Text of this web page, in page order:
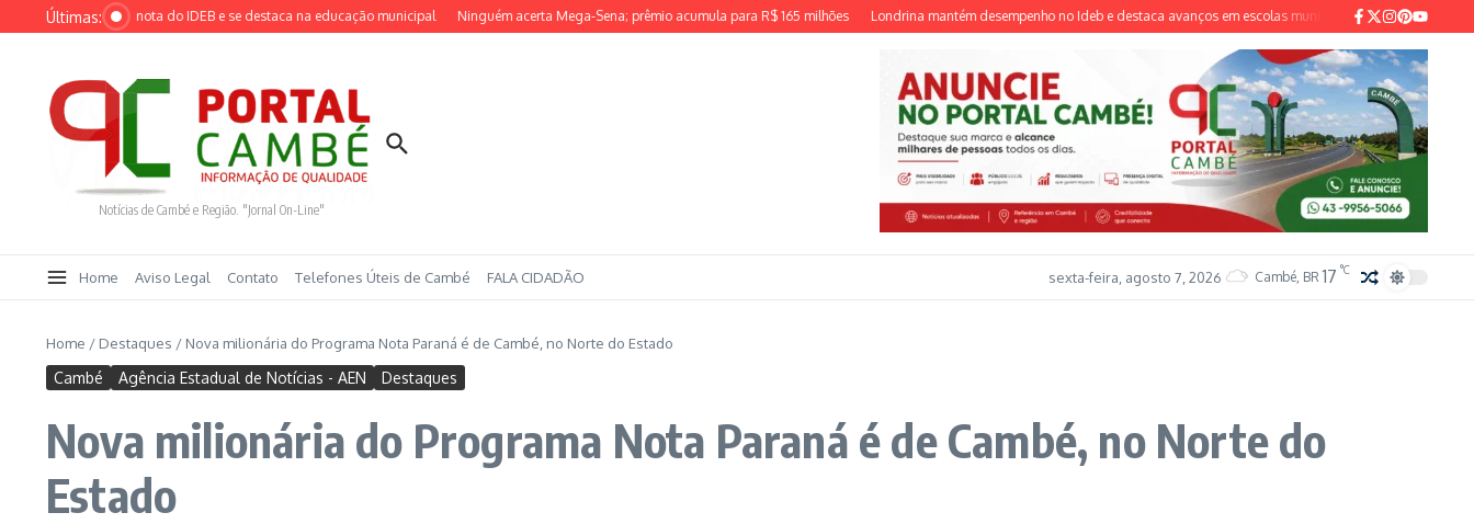
Ir para o conteúdo
Últimas:
maior nota do IDEB e se destaca na educação municipal Ninguém acerta Mega-Sena; prêmio acumula para R$ 165 milhões Londrina mantém desempenho no Ideb e destaca avanços em escolas municipais Pai e madrasta são
Notícias de Cambé e Região. "Jornal On-Line"
Home Aviso Legal Contato Telefones Úteis de Cambé FALA CIDADÃO sexta-feira, agosto 7, 2026 Cambé, BR 17 °C
Home / Destaques / Nova milionária do Programa Nota Paraná é de Cambé, no Norte do Estado
Cambé Agência Estadual de Notícias - AEN Destaques
Nova milionária do Programa Nota Paraná é de Cambé, no Norte do
Estado